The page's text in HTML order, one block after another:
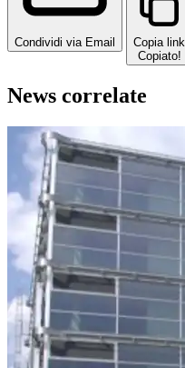
Condividi via Email
Copia link
Copiato!
News correlate